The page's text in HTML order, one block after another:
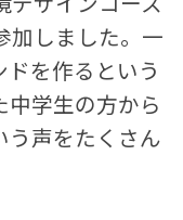
加しました。一
を作るという
学生の方から
う声をたくさん